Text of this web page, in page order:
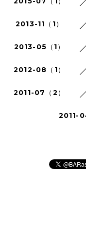
2013-11（1）
2013-05（1）
2012-08（1）
2011-07（2）
2011-